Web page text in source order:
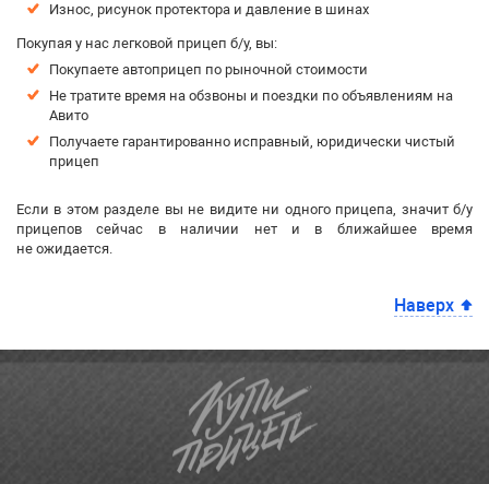
Износ, рисунок протектора и давление в шинах
Покупая у нас легковой прицеп б/у, вы:
Покупаете автоприцеп по рыночной стоимости
Не тратите время на обзвоны и поездки по объявлениям на
Авито
Получаете гарантированно исправный, юридически чистый
прицеп
Если в этом разделе вы не видите ни одного прицепа, значит б/у
прицепов сейчас в наличии нет и в ближайшее время
не ожидается.
Наверх